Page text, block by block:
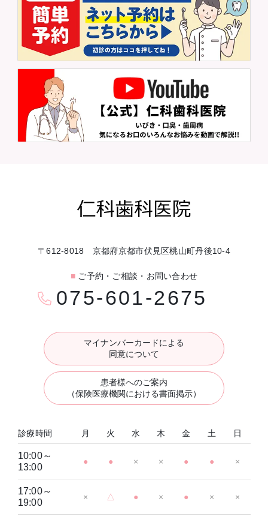
〒612-8018 京都府京都市伏見区桃山町丹後10-4
■ ご予約・ご相談・お問い合わせ
075-601-2675
マイナンバーカードによる
同意について
患者様へのご案内
（保険医療機関における書面掲示）
診療時間 月 火 水 木 金 土 日
10:00～
13:00
● ● × × ● ● ×
17:00～
19:00
× △ ● × ● × ×